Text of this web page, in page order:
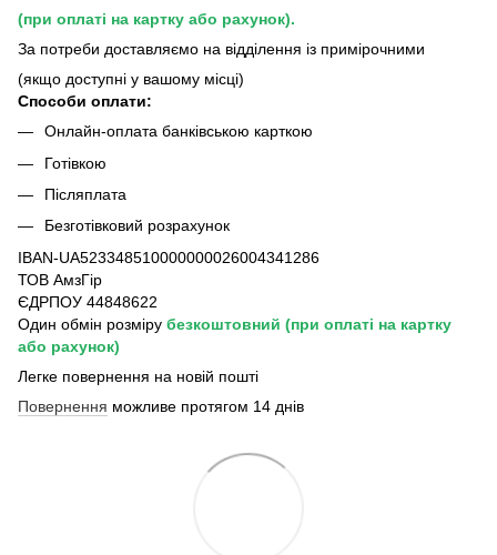
(при оплаті на картку або рахунок).
За потреби доставляємо на відділення із примірочними
(якщо доступні у вашому місці)
Способи оплати:
Онлайн-оплата банківською карткою
Готівкою
Післяплата
Безготівковий розрахунок
IBAN-UA523348510000000026004341286
ТОВ АмзГір
ЄДРПОУ 44848622
Один обмін розміру безкоштовний (при оплаті на картку
або рахунок)
Легке повернення на новій пошті
Повернення можливе протягом 14 днів